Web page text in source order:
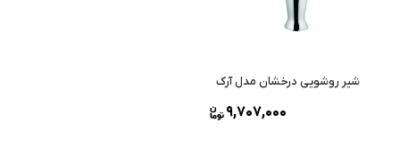
شیر روشویی درخشان مدل آرک
9,707,000